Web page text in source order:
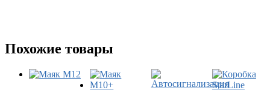
Похожие товары